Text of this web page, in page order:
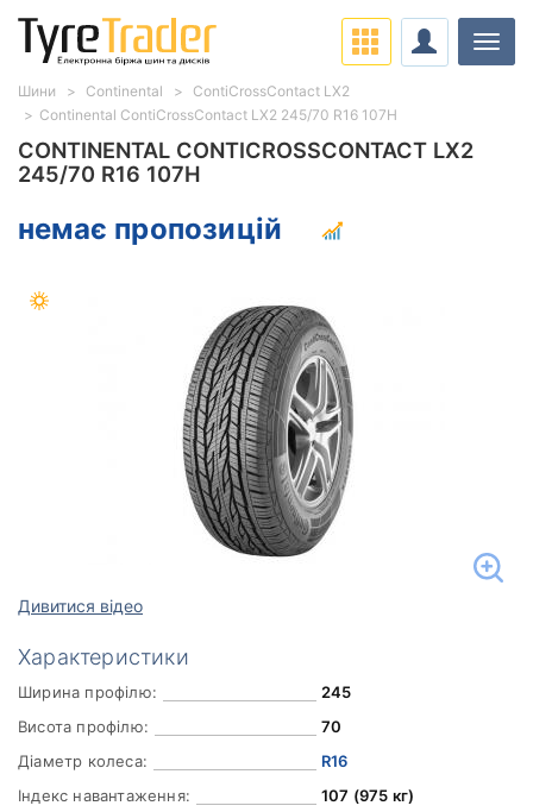
CONTINENTAL CONTICROSSCONTACT LX2
245/70 R16 107H
немає пропозицій
Дивитися відео
Характеристики
Ширина профілю:
245
Висота профілю:
70
Діаметр колеса:
R16
Індекс навантаження:
107 (975 кг)
Шини Continental
ContiCrossContact LX2
Continental ContiCrossContact LX2 245/70 R16 107H